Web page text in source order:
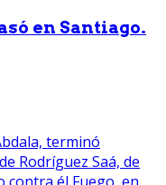
en Santiago.